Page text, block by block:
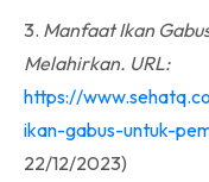
3. Manfaat Ikan
Melahirkan. URL:
https://
ikan-gabus-untuk-
22/12/2023)